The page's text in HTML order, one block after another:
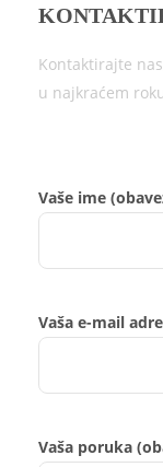
Kontaktirajte
u najkraćem
Vaše ime
Vaša e-mail
Vaša poruka